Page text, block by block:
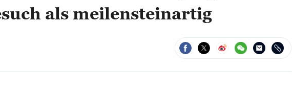
als meilensteinartig